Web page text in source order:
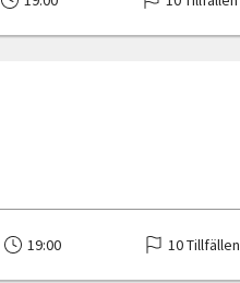
19:00 10 Tillfällen